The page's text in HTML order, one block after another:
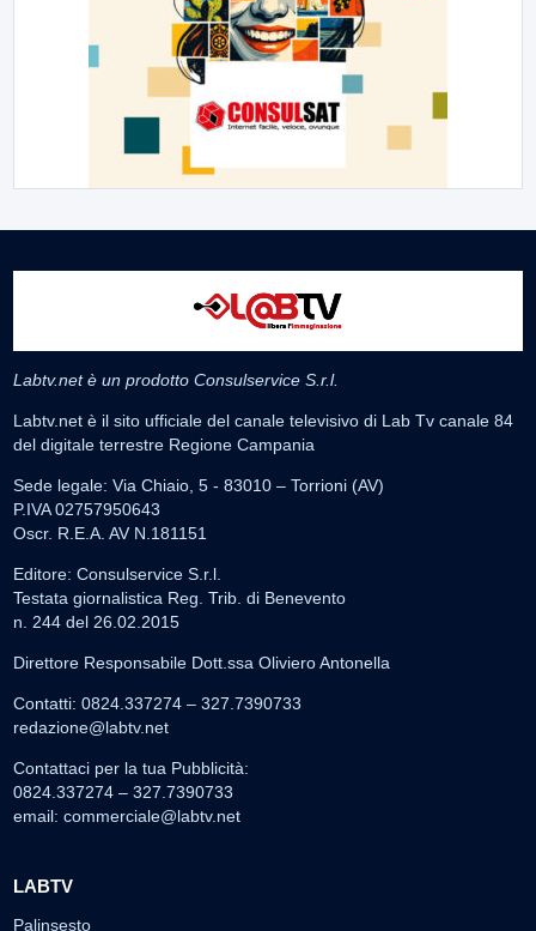
Labtv.net è un prodotto Consulservice S.r.l.
Labtv.net è il sito ufficiale del canale televisivo di Lab Tv canale 84
del digitale terrestre Regione Campania
Sede legale: Via Chiaio, 5 - 83010 – Torrioni (AV)
P.IVA 02757950643
Oscr. R.E.A. AV N.181151
Editore: Consulservice S.r.l.
Testata giornalistica Reg. Trib. di Benevento
n. 244 del 26.02.2015
Direttore Responsabile Dott.ssa Oliviero Antonella
Contatti: 0824.337274 – 327.7390733
redazione@labtv.net
Contattaci per la tua Pubblicità:
0824.337274 – 327.7390733
email: commerciale@labtv.net
LABTV
Palinsesto